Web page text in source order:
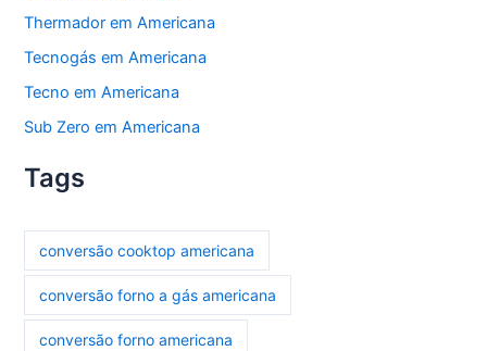
Thermador em Americana
Tecnogás em Americana
Tecno em Americana
Sub Zero em Americana
Tags
conversão cooktop americana
conversão forno a gás americana
conversão forno americana